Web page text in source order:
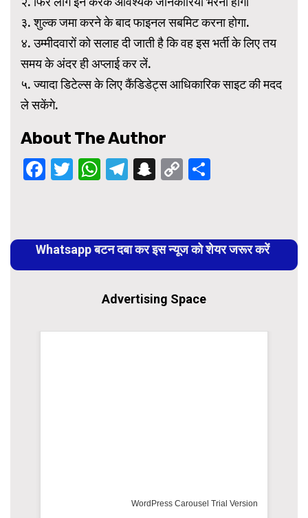
३. शुल्क जमा करने के बाद फाइनल सबमिट करना होगा.
४. उम्मीदवारों को सलाह दी जाती है कि वह इस भर्ती के लिए तय
समय के अंदर ही अप्लाई कर लें.
५. ज्यादा डिटेल्स के लिए कैंडिडेट्स आधिकारिक साइट की मदद
ले सकेंगे.
About The Author
Facebook
Twitter
WhatsApp
Telegram
Snapchat
Copy
Reading
Whatsapp बटन दबा कर इस न्यूज को शेयर जरूर करें
Advertising Space